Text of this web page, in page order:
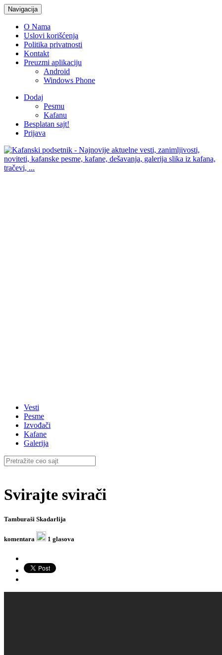
Navigacija
O Nama
Uslovi korišćenja
Politika privatnosti
Kontakt
Preuzmi aplikaciju
Android
Windows Phone
Dodaj
Pesmu
Kafanu
Besplatan sajt!
Prijava
Vesti
Pesme
Izvođači
Kafane
Galerija
Svirajte svirači
Tamburaši Skadarlija
komentara 1 glasova